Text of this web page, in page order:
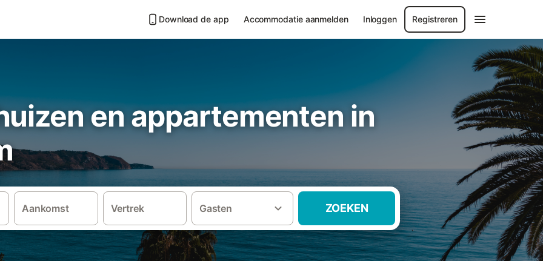
Download de app Accommodatie aanmelden Inloggen Registreren
en appartementen in
Aankomst Vertrek Gasten ZOEKEN